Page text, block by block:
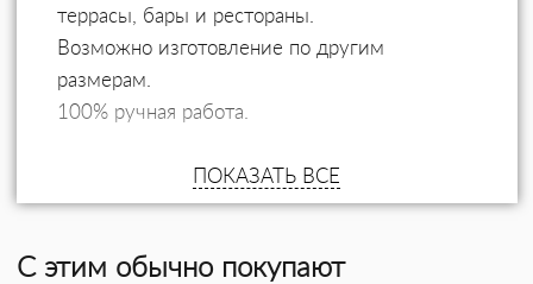
террасы, бары и рестораны.
Возможно изготовление по другим
размерам.
100% ручная работа.
ПОКАЗАТЬ ВСЕ
С этим обычно покупают